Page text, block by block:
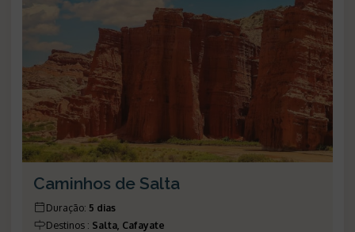
Caminhos de Salta
Duração: 5 dias
Destinos : Salta, Cafayate